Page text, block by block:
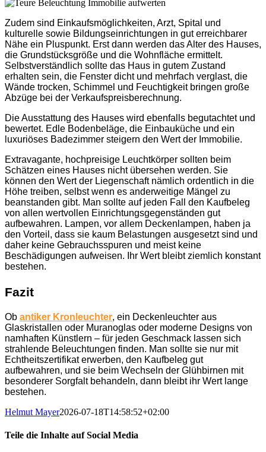
Zudem sind Einkaufsmöglichkeiten, Arzt, Spital und
kulturelle sowie Bildungseinrichtungen in gut erreichbarer
Nähe ein Pluspunkt. Erst dann werden das Alter des Hauses,
die Grundstücksgröße und die Wohnfläche ermittelt.
Selbstverständlich sollte das Haus in gutem Zustand
erhalten sein, die Fenster dicht und mehrfach verglast, die
Wände trocken, Schimmel und Feuchtigkeit bringen große
Abzüge bei der Verkaufspreisberechnung.
Die Ausstattung des Hauses wird ebenfalls begutachtet und
bewertet. Edle Bodenbeläge, die Einbauküche und ein
luxuriöses Badezimmer steigern den Wert der Immobilie.
Extravagante, hochpreisige Leuchtkörper sollten beim
Schätzen eines Hauses nicht übersehen werden. Sie
können den Wert der Liegenschaft nämlich ordentlich in die
Höhe treiben, selbst wenn es anderweitige Mängel zu
beanstanden gibt. Man sollte auf jeden Fall den Kaufbeleg
von allen wertvollen Einrichtungsgegenständen gut
aufbewahren. Lampen, vor allem Deckenlampen, haben ja
den Vorteil, dass sie kaum Belastungen ausgesetzt sind und
daher keine Gebrauchsspuren und meist keine
Beschädigungen aufweisen. Ihr Wert bleibt ziemlich konstant
bestehen.
Fazit
Ob antiker Kronleuchter, ein Deckenleuchter aus
Glaskristallen oder Muranoglas oder moderne Designs von
namhaften Künstlern – für jeden Geschmack lassen sich
strahlende Beleuchtungen finden. Man sollte sie nur mit
Echtheitszertifikat erwerben, den Kaufbeleg gut
aufbewahren, und sie beim Wechseln der Glühbirnen mit
besonderer Sorgfalt behandeln, dann bleibt ihr Wert lange
bestehen.
Helmut Mayer2026-07-18T14:58:52+02:00
Teile die Inhalte auf Social Media